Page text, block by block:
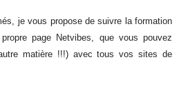
je vous propose de suivre la formation
page Netvibes, que vous pouvez
matière !!!) avec tous vos sites de